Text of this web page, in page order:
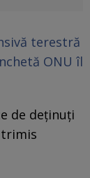
terestră
ONU îl
de deținuți